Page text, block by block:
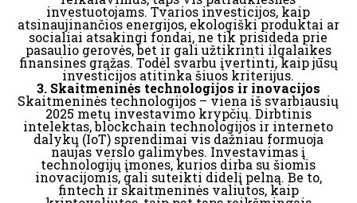
investuotojams. Tvarios investicijos, kaip
atsinaujinančios energijos, ekologiški produktai ar
socialiai atsakingi fondai, ne tik prisideda prie
pasaulio gerovės, bet ir gali užtikrinti ilgalaikes
finansines grąžas. Todėl svarbu įvertinti, kaip jūsų
investicijos atitinka šiuos kriterijus.
3. Skaitmeninės technologijos ir inovacijos
Skaitmeninės technologijos – viena iš svarbiausių
2025 metų investavimo krypčių. Dirbtinis
intelektas, blockchain technologijos ir interneto
dalykų (IoT) sprendimai vis dažniau formuoja
naujas verslo galimybes. Investavimas į
technologijų įmones, kurios dirba su šiomis
inovacijomis, gali suteikti didelį pelną. Be to,
fintech ir skaitmeninės valiutos, kaip